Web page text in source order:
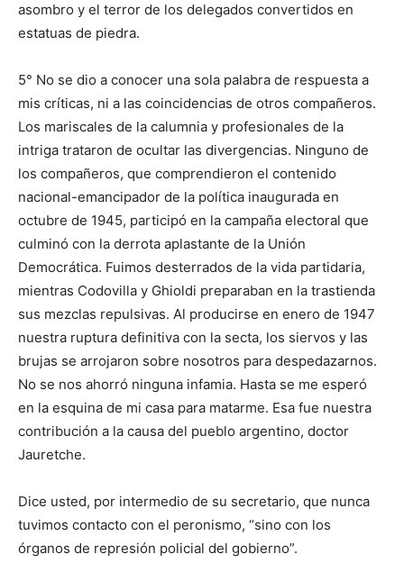
asombro y el terror de los delegados convertidos en
estatuas de piedra.
5° No se dio a conocer una sola palabra de respuesta a
mis críticas, ni a las coincidencias de otros compañeros.
Los mariscales de la calumnia y profesionales de la
intriga trataron de ocultar las divergencias. Ninguno de
los compañeros, que comprendieron el contenido
nacional-emancipador de la política inaugurada en
octubre de 1945, participó en la campaña electoral que
culminó con la derrota aplastante de la Unión
Democrática. Fuimos desterrados de la vida partidaria,
mientras Codovilla y Ghioldi preparaban en la trastienda
sus mezclas repulsivas. Al producirse en enero de 1947
nuestra ruptura definitiva con la secta, los siervos y las
brujas se arrojaron sobre nosotros para despedazarnos.
No se nos ahorró ninguna infamia. Hasta se me esperó
en la esquina de mi casa para matarme. Esa fue nuestra
contribución a la causa del pueblo argentino, doctor
Jauretche.
Dice usted, por intermedio de su secretario, que nunca
tuvimos contacto con el peronismo, “sino con los
órganos de represión policial del gobierno”.